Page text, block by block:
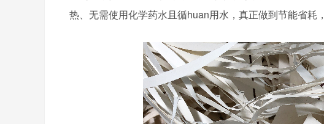
热、无需使用化学药水且循huan用水，真正做到节能省耗